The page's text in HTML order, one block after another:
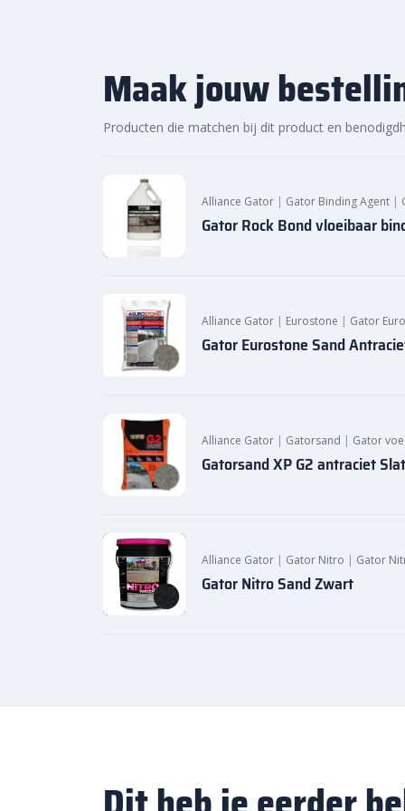
voorraad.
Videospeler
Maak jouw
Producten die matchen bij dit product en
Alliance Gator | Gator Binding Agent |
Gator Rock Bond vloeibaar
Alliance Gator | Eurostone | Gator
Gator Eurostone Sand
Alliance Gator | Gatorsand | Gator
Gatorsand XP G2 antraciet
Alliance Gator | Gator Nitro | Gator
Gator Nitro Sand Zwart